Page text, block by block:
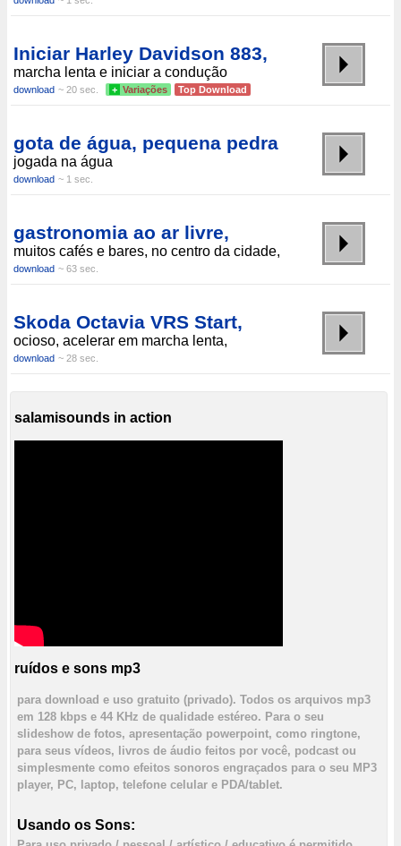
Iniciar Harley Davidson 883,
marcha lenta e iniciar a condução
download ~ 20 sec. + Variações Top Download
gota de água, pequena pedra
jogada na água
download ~ 1 sec.
gastronomia ao ar livre,
muitos cafés e bares, no centro da cidade,
download ~ 63 sec.
Skoda Octavia VRS Start,
ocioso, acelerar em marcha lenta,
download ~ 28 sec.
salamisounds in action
ruídos e sons mp3
para download e uso gratuito (privado). Todos os arquivos mp3
em 128 kbps e 44 KHz de qualidade estéreo. Para o seu
slideshow de fotos, apresentação powerpoint, como ringtone,
para seus vídeos, livros de áudio feitos por você, podcast ou
simplesmente como efeitos sonoros engraçados para o seu MP3
player, PC, laptop, telefone celular e PDA/tablet.
Usando os Sons: